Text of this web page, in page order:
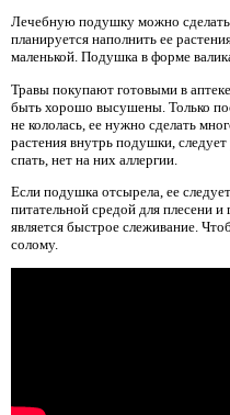
Лечебную подушку можно сделать
планируется наполнить ее
маленькой. Подушка в форме
Травы покупают готовыми в
быть хорошо высушены. Только
не кололась, ее нужно сделать
растения внутрь подушки,
спать, нет на них аллергии.
Если подушка отсырела, ее
питательной средой для плесени
является быстрое слеживание.
солому.